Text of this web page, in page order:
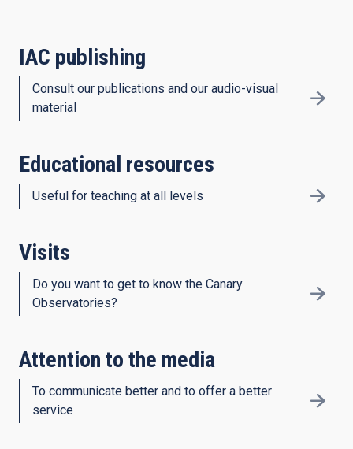
IAC publishing
Consult our publications and our audio-visual
material
Educational resources
Useful for teaching at all levels
Visits
Do you want to get to know the Canary
Observatories?
Attention to the media
To communicate better and to offer a better
service